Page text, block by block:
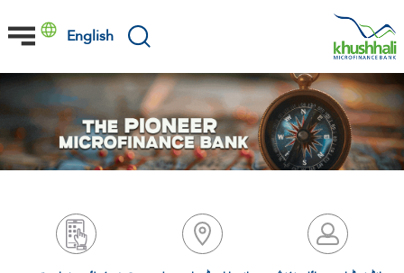
content
English